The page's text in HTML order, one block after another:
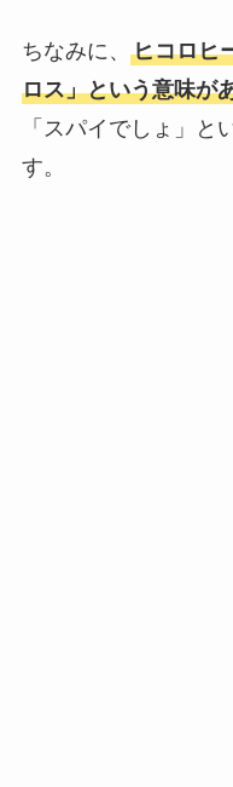
ちなみに、 ヒコロヒ
ロス」という意味が
「スパイでしょ」と
す。